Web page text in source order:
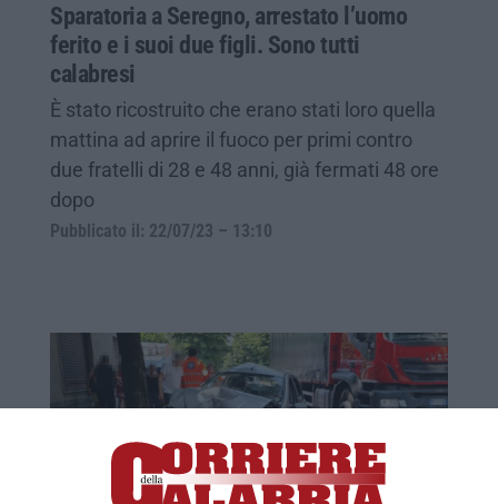
Sparatoria a Seregno, arrestato l’uomo
ferito e i suoi due figli. Sono tutti
calabresi
È stato ricostruito che erano stati loro quella
mattina ad aprire il fuoco per primi contro
due fratelli di 28 e 48 anni, già fermati 48 ore
dopo
Pubblicato il: 22/07/23 – 13:10